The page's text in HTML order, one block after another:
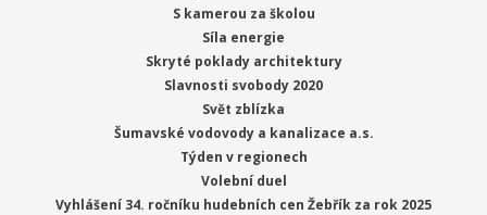
S kamerou za školou
Síla energie
Skryté poklady architektury
Slavnosti svobody 2020
Svět zblízka
Šumavské vodovody a kanalizace a.s.
Týden v regionech
Volební duel
Vyhlášení 34. ročníku hudebních cen Žebřík za rok 2025